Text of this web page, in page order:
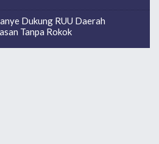
Dukung RUU Daerah
Tanpa Rokok